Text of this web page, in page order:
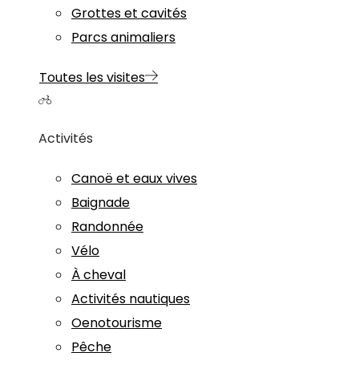
Grottes et cavités
Parcs animaliers
Toutes les visites
Activités
Canoë et eaux vives
Baignade
Randonnée
Vélo
À cheval
Activités nautiques
Oenotourisme
Pêche